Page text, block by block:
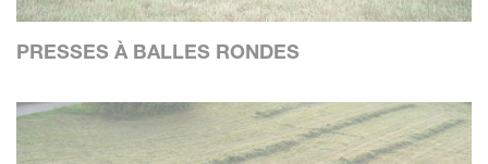
PRESSES À BALLES RONDES